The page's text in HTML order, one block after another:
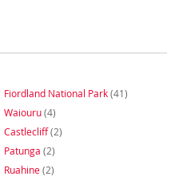
Fiordland National Park(41)
Waiouru(4)
Castlecliff(2)
Patunga (2)
Ruahine(2)